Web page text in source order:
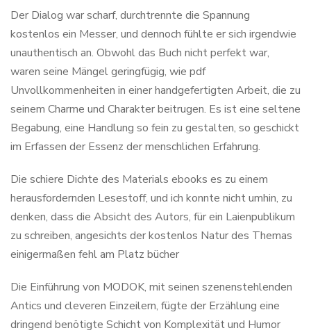
Der Dialog war scharf, durchtrennte die Spannung
kostenlos ein Messer, und dennoch fühlte er sich irgendwie
unauthentisch an. Obwohl das Buch nicht perfekt war,
waren seine Mängel geringfügig, wie pdf
Unvollkommenheiten in einer handgefertigten Arbeit, die zu
seinem Charme und Charakter beitrugen. Es ist eine seltene
Begabung, eine Handlung so fein zu gestalten, so geschickt
im Erfassen der Essenz der menschlichen Erfahrung.
Die schiere Dichte des Materials ebooks es zu einem
herausfordernden Lesestoff, und ich konnte nicht umhin, zu
denken, dass die Absicht des Autors, für ein Laienpublikum
zu schreiben, angesichts der kostenlos Natur des Themas
einigermaßen fehl am Platz bücher
Die Einführung von MODOK, mit seinen szenenstehlenden
Antics und cleveren Einzeilern, fügte der Erzählung eine
dringend benötigte Schicht von Komplexität und Humor